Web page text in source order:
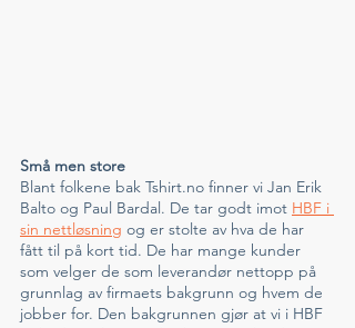
Små men store
Blant folkene bak Tshirt.no finner vi Jan Erik
Balto og Paul Bardal. De tar godt imot HBF i
sin nettløsning og er stolte av hva de har
fått til på kort tid. De har mange kunder
som velger de som leverandør nettopp på
grunnlag av firmaets bakgrunn og hvem de
jobber for. Den bakgrunnen gjør at vi i HBF